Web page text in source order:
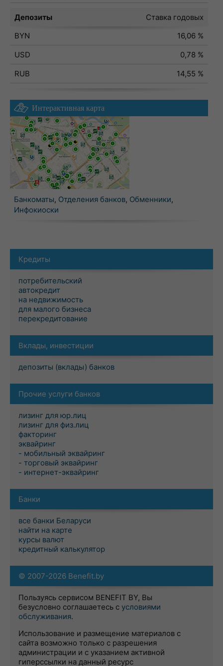
Депозиты
Ставка годовых
BYN
16,06 %
USD
0,78 %
RUB
14,55 %
Интерактивная карта
Банкоматы, Отделения банков, Обменники,
Инфокиоски
Кредиты
потребительский
автокредит
на недвижимость
для малого бизнеса
перекредитование
Вклады, инвестиции
депозиты (вклады) банков
Прочие услуги банков
лизинг для юр.лиц
лизинг для физ.лиц
факторинг
эквайринг
- мобильный эквайринг
- торговый эквайринг
- интернет-эквайринг
Банки
все банки Беларуси
найти на карте
курсы валют
кредитный калькулятор
© 2007-2026 Benefit.by
Пользуясь сервисом BENEFIT BY, Вы
безусловно соглашаетесь с условиями
обслуживания.
Использование и размещение материалов с
сайта возможно только с разрешения
администрации и с указанием активной
гиперссылки на данный ресурс